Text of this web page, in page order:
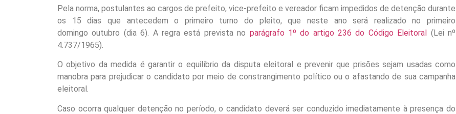
Pela norma, postulantes ao cargos de prefeito, vice-prefeito e vereador ficam impedidos de detenção durante
os 15 dias que antecedem o primeiro turno do pleito, que neste ano será realizado no primeiro
domingo outubro (dia 6). A regra está prevista no parágrafo 1º do artigo 236 do Código Eleitoral (Lei nº
4.737/1965).
O objetivo da medida é garantir o equilíbrio da disputa eleitoral e prevenir que prisões sejam usadas como
manobra para prejudicar o candidato por meio de constrangimento político ou o afastando de sua campanha
eleitoral.
Caso ocorra qualquer detenção no período, o candidato deverá ser conduzido imediatamente à presença do